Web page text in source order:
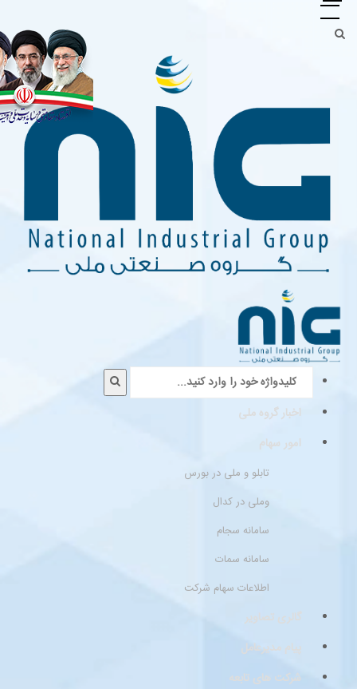
اخبار گروه ملی
امور سهام
تابلو و ملی در بورس
وملی در کدال
سامانه سجام
سامانه سمات
اطلاعات سهام شرکت
گالری تصاویر
پیام مدیرعامل
شرکت های تابعه